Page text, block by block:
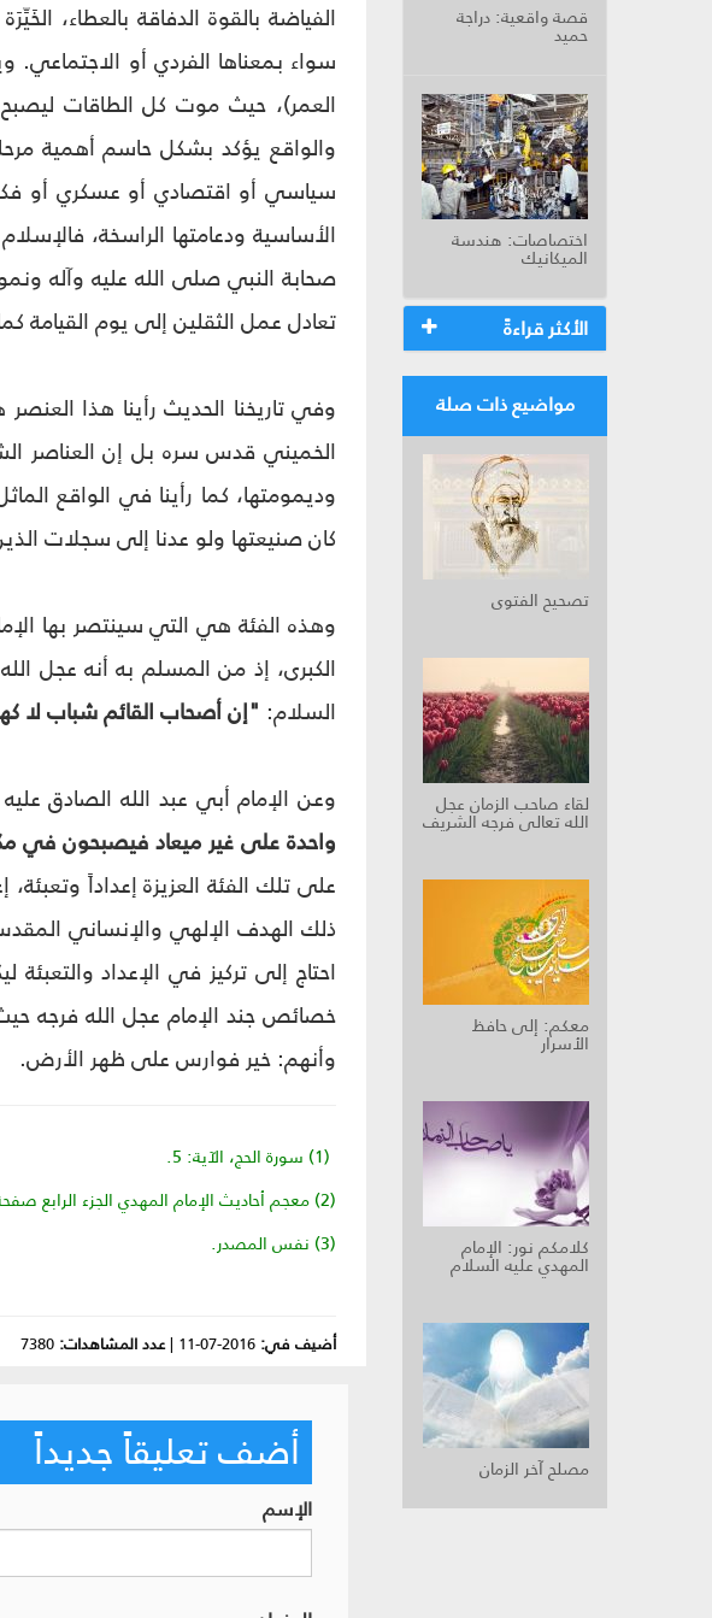
قصة واقعية: دراجة
حميد
اختصاصات: هندسة
الميكانيك
الأكثر قراءةً
مواضيع ذات صلة
تصحيح الفتوى
لقاء صاحب الزمان عجل
الله تعالى فرجه الشريف
معكم‏: إلى حافظ
الأسرار
كلامكم نور: الإمام
المهدي عليه السلام‏
مصلح آخر الزمان‏
الفياضة بالقوة الدفاقة بالعطاء،
سواء بمعناها الفردي أو الاجتماعي.
العمر)، حيث موت كل الطاقات ليصبح
والواقع يؤكد بشكل حاسم أهمية
سياسي أو اقتصادي أو عسكري أو فكري
الأساسية ودعامتها الراسخة،
صحابة النبي صلى الله عليه وآله
تعادل عمل الثقلين إلى يوم القيامة
وفي تاريخنا الحديث رأينا هذا
الخميني قدس سره بل إن العناصر
وديمومتها، كما رأينا في الواقع
كان صنيعتها ولو عدنا إلى سجلات
وهذه الفئة هي التي سينتصر بها
الكبرى، إذ من المسلم به أنه عجل
السلام: "إن أصحاب القائم شباب لا
وعن الإمام أبي عبد الله الصادق
واحدة على غير ميعاد فيصبحون في
على تلك الفئة العزيزة إعداداً
ذلك الهدف الإلهي والإنساني
احتاج إلى تركيز في الإعداد
خصائص جند الإمام عجل الله فرجه
وأنهم: خير فوارس على ظهر الأرض.
(1) سورة الحج، الآية: 5.
(2) معجم أحاديث الإمام المهدي الجزء الرابع صفحة 5.
(3) نفس المصدر.
أضيف في: 2016-07-11
|عدد المشاهدات: 7380
أضف تعليقاً جديداً
الإسم